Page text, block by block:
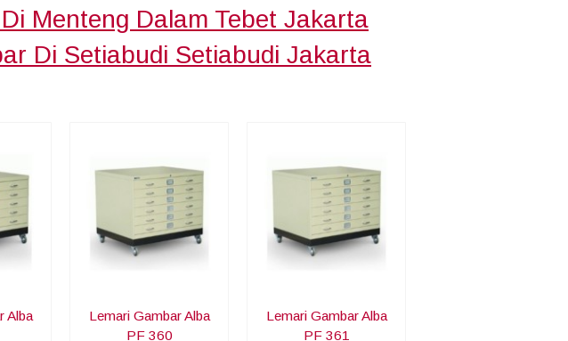
Menteng Dalam Tebet Jakarta
Di Setiabudi Setiabudi Jakarta
Alba
Lemari Gambar Alba
PF 360
Lemari Gambar Alba
PF 361